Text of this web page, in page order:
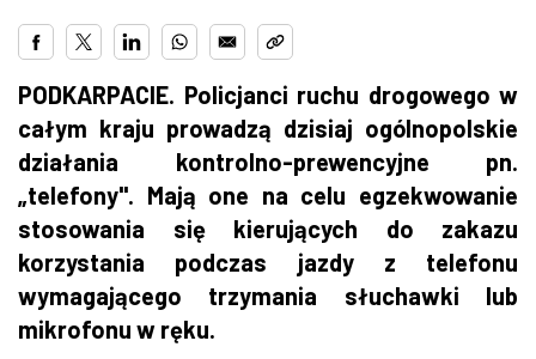
PODKARPACIE. Policjanci ruchu drogowego w
całym kraju prowadzą dzisiaj ogólnopolskie
działania kontrolno-prewencyjne pn.
„telefony". Mają one na celu egzekwowanie
stosowania się kierujących do zakazu
korzystania podczas jazdy z telefonu
wymagającego trzymania słuchawki lub
mikrofonu w ręku.